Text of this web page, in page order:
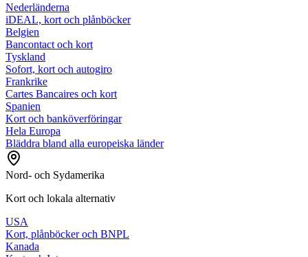
Nederländerna
iDEAL, kort och plånböcker
Belgien
Bancontact och kort
Tyskland
Sofort, kort och autogiro
Frankrike
Cartes Bancaires och kort
Spanien
Kort och banköverföringar
Hela Europa
Bläddra bland alla europeiska länder
Nord- och Sydamerika
Kort och lokala alternativ
USA
Kort, plånböcker och BNPL
Kanada